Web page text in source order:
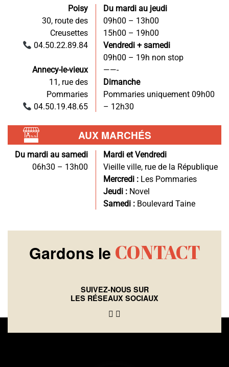
Poisy
30, route des
Creusettes
04.50.22.89.84
Annecy-le-vieux
11, rue des
Pommaries
04.50.19.48.65
Du mardi au jeudi
09h00 – 13h00
15h00 – 19h00
Vendredi + samedi
09h00 – 19h non stop
——-
Dimanche
Pommaries uniquement 09h00
– 12h30
AUX MARCHÉS
Du mardi au samedi
06h30 – 13h00
Mardi et Vendredi
Vieille ville, rue de la République
Mercredi : Les Pommaries
Jeudi : Novel
Samedi : Boulevard Taine
Gardons le CONTACT
SUIVEZ-NOUS SUR
LES RÉSEAUX SOCIAUX